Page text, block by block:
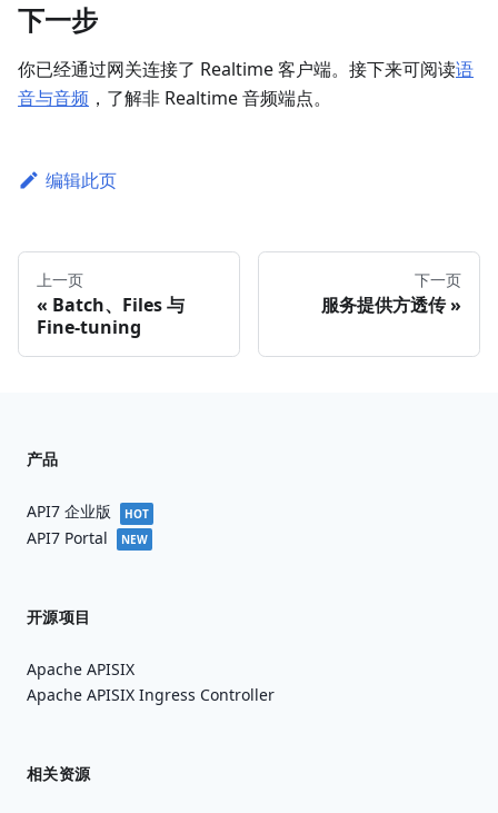
下一步
你已经通过网关连接了 Realtime 客户端。接下来可阅读语
音与音频 ，了解非 Realtime 音频端点。
编辑此页
上一页
Batch、Files 与
Fine-tuning
下一页
服务提供方透传
产品
API7 企业版 HOT
API7 Portal NEW
开源项目
Apache APISIX
Apache APISIX Ingress Controller
相关资源